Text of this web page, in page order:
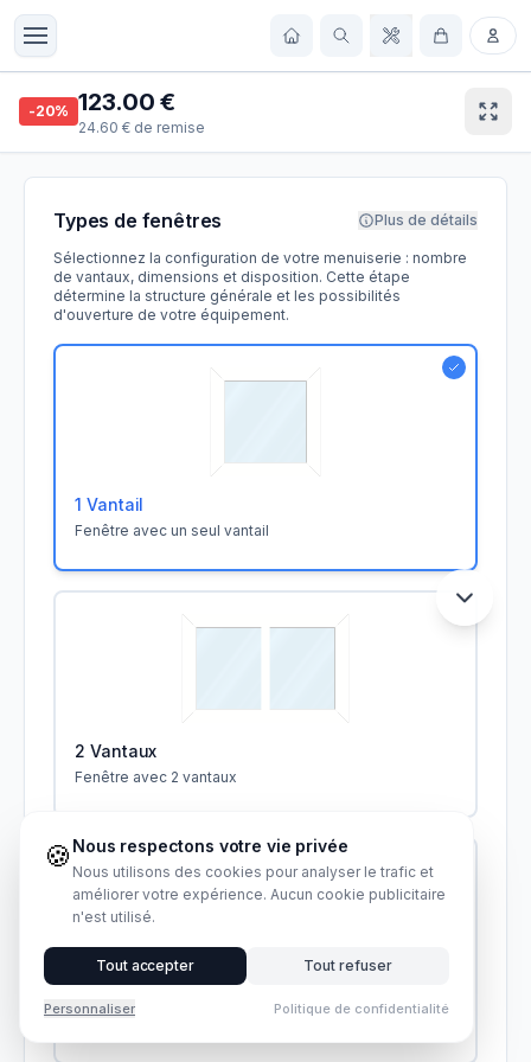
-20% 123.00 €
24.60 € de remise
Types de fenêtres Plus de détails
Sélectionnez la configuration de votre menuiserie : nombre
de vantaux, dimensions et disposition. Cette étape
détermine la structure générale et les possibilités
d'ouverture de votre équipement.
1 Vantail
Fenêtre avec un seul vantail
2 Vantaux
Fenêtre avec 2 vantaux
🍪 Nous respectons votre vie privée
Nous utilisons des cookies pour analyser le trafic et
améliorer votre expérience. Aucun cookie publicitaire
n'est utilisé.
Tout accepter Tout refuser
Personnaliser Politique de confidentialité